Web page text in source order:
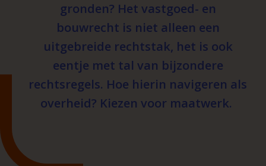
gronden? Het vastgoed- en
bouwrecht is niet alleen een
uitgebreide rechtstak, het is ook
eentje met tal van bijzondere
rechtsregels. Hoe hierin navigeren als
overheid? Kiezen voor maatwerk.